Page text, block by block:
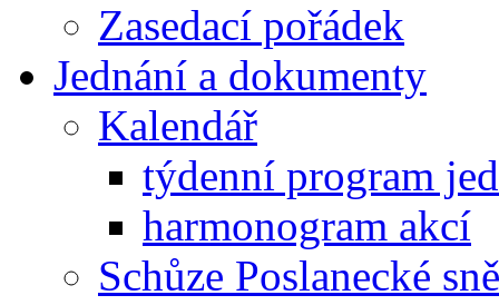
Zasedací pořádek
Jednání a dokumenty
Kalendář
týdenní program
harmonogram akcí
Schůze Poslanecké